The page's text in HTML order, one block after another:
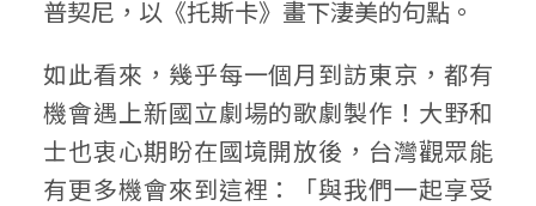
普契尼，以《托斯卡》畫下淒美的句點。
如此看來，幾乎每一個月到訪東京，都有
機會遇上新國立劇場的歌劇製作！大野和
士也衷心期盼在國境開放後，台灣觀眾能
有更多機會來到這裡：「與我們一起享受